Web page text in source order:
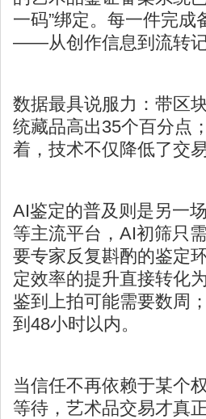
一码”绑定。每一件完
——从创作信息到流转
数据最具说服力：带区
统藏品高出35个百分点
着，技术不仅降低了交
AI鉴定的普及则是另一
等主流平台，AI初筛只
要专家反复斟酌的鉴定
定效率的提升直接转化
鉴到上拍可能需要数周
到48小时以内。
当信任不再依赖于某个
等待，艺术品交易才真